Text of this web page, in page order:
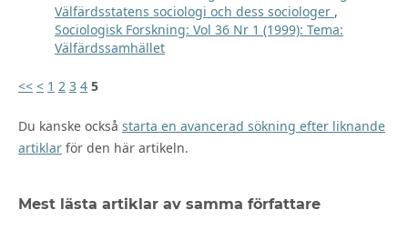
Välfärdsstatens sociologi och dess sociologer ,
Sociologisk Forskning: Vol 36 Nr 1 (1999): Tema:
Välfärdssamhället
<< < 1 2 3 4 5
Du kanske också starta en avancerad sökning efter liknande
artiklarför den här artikeln.
Mest lästa artiklar av samma författare